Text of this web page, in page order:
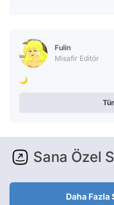
Fulin
Misafir Editör
🌙
Sana Özel
Daha Fazla